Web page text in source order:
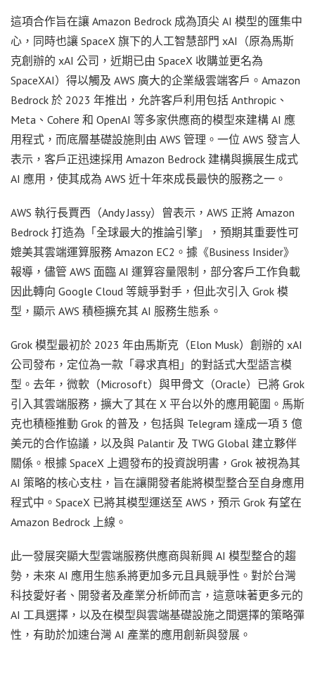
這項合作旨在讓 Amazon Bedrock 成為頂尖 AI 模型的匯集中
心，同時也讓 SpaceX 旗下的人工智慧部門 xAI（原為馬斯
克創辦的 xAI 公司，近期已由 SpaceX 收購並更名為
SpaceXAI）得以觸及 AWS 廣大的企業級雲端客戶。Amazon
Bedrock 於 2023 年推出，允許客戶利用包括 Anthropic、
Meta、Cohere 和 OpenAI 等多家供應商的模型來建構 AI 應
用程式，而底層基礎設施則由 AWS 管理。一位 AWS 發言人
表示，客戶正迅速採用 Amazon Bedrock 建構與擴展生成式
AI 應用，使其成為 AWS 近十年來成長最快的服務之一。
AWS 執行長賈西（Andy Jassy）曾表示，AWS 正將 Amazon
Bedrock 打造為「全球最大的推論引擎」，預期其重要性可
媲美其雲端運算服務 Amazon EC2。據《Business Insider》
報導，儘管 AWS 面臨 AI 運算容量限制，部分客戶工作負載
因此轉向 Google Cloud 等競爭對手，但此次引入 Grok 模
型，顯示 AWS 積極擴充其 AI 服務生態系。
Grok 模型最初於 2023 年由馬斯克（Elon Musk）創辦的 xAI
公司發布，定位為一款「尋求真相」的對話式大型語言模
型。去年，微軟（Microsoft）與甲骨文（Oracle）已將 Grok
引入其雲端服務，擴大了其在 X 平台以外的應用範圍。馬斯
克也積極推動 Grok 的普及，包括與 Telegram 達成一項 3 億
美元的合作協議，以及與 Palantir 及 TWG Global 建立夥伴
關係。根據 SpaceX 上週發布的投資說明書，Grok 被視為其
AI 策略的核心支柱，旨在讓開發者能將模型整合至自身應用
程式中。SpaceX 已將其模型運送至 AWS，預示 Grok 有望在
Amazon Bedrock 上線。
此一發展突顯大型雲端服務供應商與新興 AI 模型整合的趨
勢，未來 AI 應用生態系將更加多元且具競爭性。對於台灣
科技愛好者、開發者及產業分析師而言，這意味著更多元的
AI 工具選擇，以及在模型與雲端基礎設施之間選擇的策略彈
性，有助於加速台灣 AI 產業的應用創新與發展。